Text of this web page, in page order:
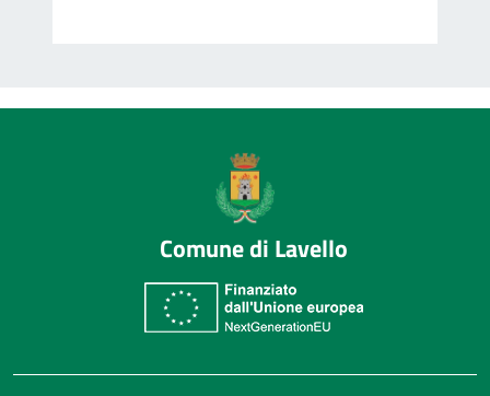
Comune di Lavello